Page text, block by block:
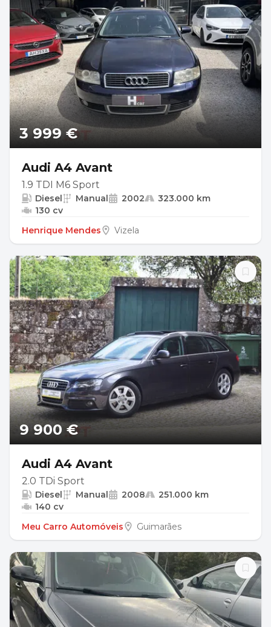
3 999 €
Audi A4 Avant
1.9 TDI M6 Sport
Diesel Manual 2002
323.000 km
130 cv
Henrique Mendes
Vizela
9 900 €
Audi A4 Avant
2.0 TDi Sport
Diesel Manual 2008
251.000 km
140 cv
Meu Carro Automóveis
Guimarães